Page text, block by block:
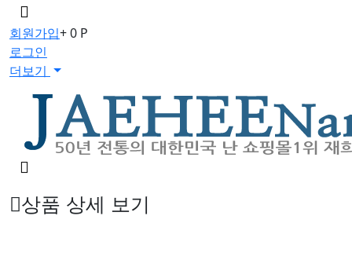
메
뉴
버
튼
회원가입+ 0 P
로그인
더보기
검
버
튼
상품 상세 보기